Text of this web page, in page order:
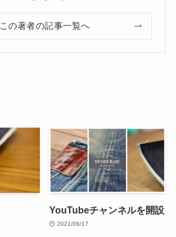
この著者の記事一覧へ
YouTubeチャンネルを開設
2021/06/17